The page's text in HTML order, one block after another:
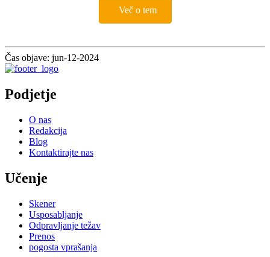
Več o tem
Čas objave: jun-12-2024
Podjetje
O nas
Redakcija
Blog
Kontaktirajte nas
Učenje
Skener
Usposabljanje
Odpravljanje težav
Prenos
pogosta vprašanja